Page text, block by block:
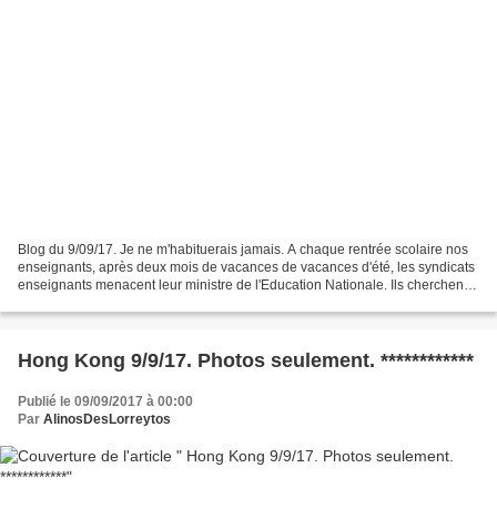
Blog du 9/09/17. Je ne m'habituerais jamais. A chaque rentrée scolaire nos
enseignants, après deux mois de vacances de vacances d'été, les syndicats
enseignants menacent leur ministre de l'Education Nationale. Ils cherchent à
Hong Kong 9/9/17. Photos seulement. ************
Publié le 09/09/2017 à 00:00
Par AlinosDesLorreytos